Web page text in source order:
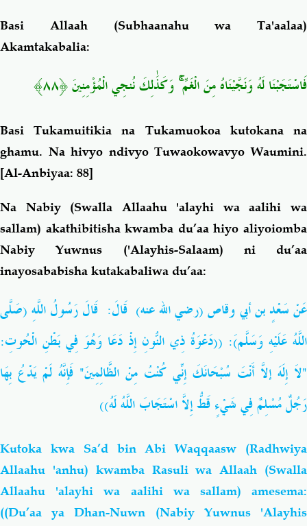
Basi Allaah (Subhaanahu wa Ta'aalaa)
Akamtakabalia:
فَاسْتَجَبْنَا لَهُ وَنَجَّيْنَاهُ مِنَ الْغَمِّوَكَذَٰلِكَ نُنجِي الْمُؤْمِنِينَ ﴿٨٨﴾
Basi Tukamuitikia na Tukamuokoa kutokana na
ghamu. Na hivyo ndivyo Tuwaokowavyo Waumini.
[Al-Anbiyaa: 88]
Na Nabiy (Swalla Allaahu 'alayhi wa aalihi wa
sallam) akathibitisha kwamba du’aa hiyo aliyoiomba
Nabiy Yuwnus ('Alayhis-Salaam) ni du’aa
inayosababisha kutakabaliwa du’aa:
عَنْ سَعْدٍ بن أبي وقاص (رضي الله عنه) قَالَ: قَالَ رَسُولُ اللَّهِ (صَلَّى
اللَّهُ عَلَيْهِ وَسَلَّم)َ: ((دَعْوَةُ ذِي النُّونِ إِذْ دَعَا وَهُوَ فِي بَطْنِ الْحُوتِ:
"لاَ إِلَهَ إلاَّ أَنْتَ سُبْحَانَكَ إِنِّي كُنْتُ مِنْ الظَّالِمِينَ" فَإِنَّهُ لَمْ يَدْعُ بِهَا
رَجُلٌ مُسْلِمٌ فِي شَيْءٍ قَطُّ إِلاَّ اسْتَجَابَ اللَّهُ لَهُ))
Kutoka kwa Sa’d bin Abi Waqqaasw (Radhwiya
Allaahu 'anhu) kwamba Rasuli wa Allaah (Swalla
Allaahu 'alayhi wa aalihi wa sallam) amesema:
((Du’aa ya Dhan-Nuwn (Nabiy Yuwnus 'Alayhis